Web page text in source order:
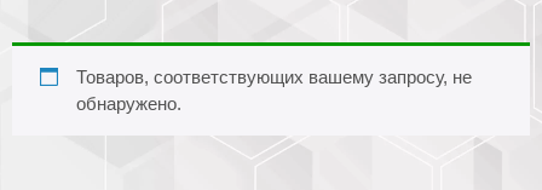
Товаров, соответствующих вашему запросу, не
обнаружено.